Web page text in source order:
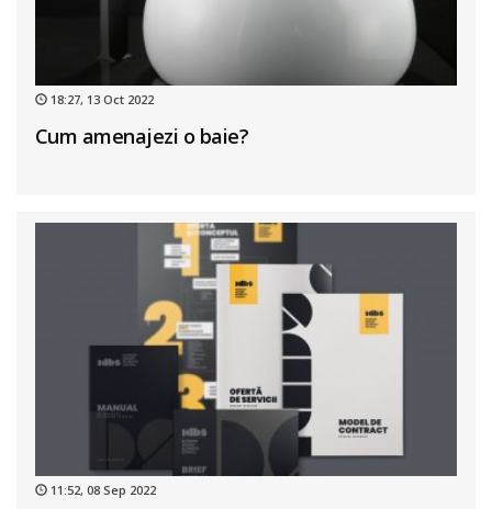
18:27, 13 Oct 2022
Cum amenajezi o baie?
11:52, 08 Sep 2022